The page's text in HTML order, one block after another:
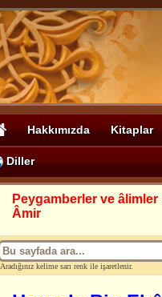
Hakkımızda Kitaplar
Diller
Peygamberler ve âlimler
Âmir
Aradığınız kelime sarı renk ile işaretlenir.